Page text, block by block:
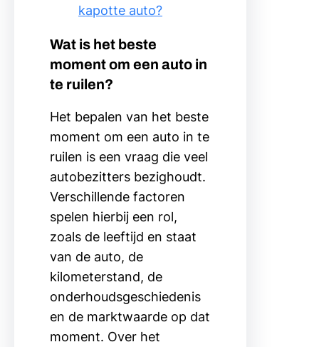
kapotte auto?
Wat is het beste
moment om een auto in
te ruilen?
Het bepalen van het beste
moment om een auto in te
ruilen is een vraag die veel
autobezitters bezighoudt.
Verschillende factoren
spelen hierbij een rol,
zoals de leeftijd en staat
van de auto, de
kilometerstand, de
onderhoudsgeschiedenis
en de marktwaarde op dat
moment. Over het